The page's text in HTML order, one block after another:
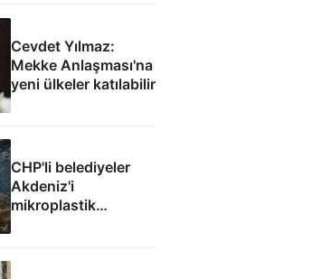
Cevdet Yılmaz:
Mekke Anlaşması'na
yeni ülkeler katılabilir
CHP'li belediyeler
Akdeniz'i
mikroplastik
felaketine teslim etti